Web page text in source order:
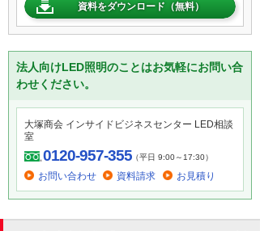
資料をダウンロード（無料）
法人向けLED照明のことはお気軽にお問い合
わせください。
大塚商会 インサイドビジネスセンター LED相談
室
0120-957-355（平日 9:00～17:30）
お問い合わせ 資料請求 お見積り